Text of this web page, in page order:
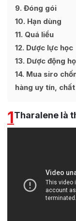
9 Đóng gói
10 Hạn dùng
11 Quá liều
12 Dược lực học
13 Dược động
14 Mua siro
hàng uy tín,
1Tharalene là